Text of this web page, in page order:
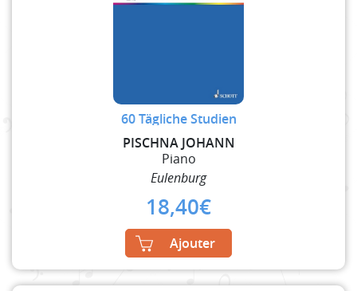
60 Tägliche Studien
PISCHNA JOHANN
Piano
Eulenburg
18,40€
Ajouter